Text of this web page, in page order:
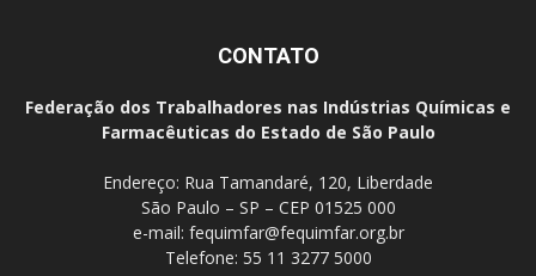
CONTATO
Federação dos Trabalhadores nas Indústrias Químicas e
Farmacêuticas do Estado de São Paulo
Endereço: Rua Tamandaré, 120, Liberdade
São Paulo – SP – CEP 01525 000
e-mail: fequimfar@fequimfar.org.br
Telefone: 55 11 3277 5000